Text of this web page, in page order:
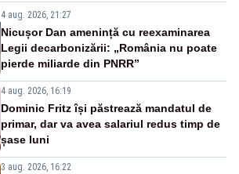
4 aug. 2026, 21:27
Nicușor Dan amenință cu reexaminarea
Legii decarbonizării: „România nu poate
pierde miliarde din PNRR”
4 aug. 2026, 16:19
Dominic Fritz își păstrează mandatul de
primar, dar va avea salariul redus timp de
șase luni
3 aug. 2026, 16:22